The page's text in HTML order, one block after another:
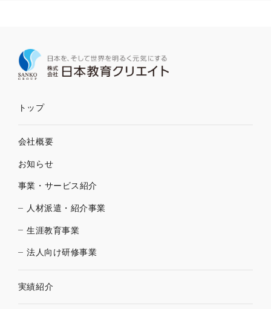
トップ
会社概要
お知らせ
事業・サービス紹介
人材派遣・紹介事業
生涯教育事業
法人向け研修事業
実績紹介